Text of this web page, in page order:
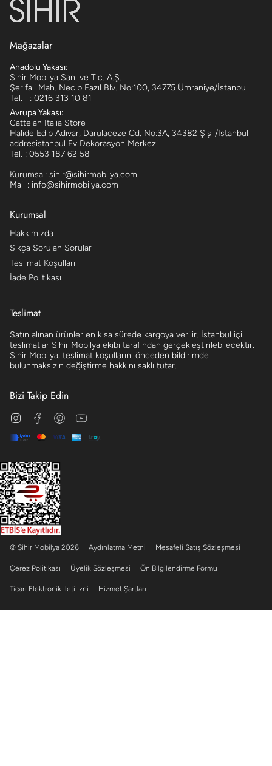
Mağazalar
Anadolu Yakası:
Sihir Mobilya San. ve Tic. A.Ş.
Şerifali Mah. Necip Fazıl Blv. No:100, 34775 Ümraniye/İstanbul
Tel. : 0216 313 10 81
Avrupa Yakası:
Cattelan Italia Store
Halide Edip Adıvar, Darülaceze Cd. No:3A, 34382 Şişli/İstanbul
addresistanbul Ev Dekorasyon Merkezi
Tel. : 0553 187 62 58
Kurumsal: sihir@sihirmobilya.com
Mail : info@sihirmobilya.com
Kurumsal
Hakkımızda
Sıkça Sorulan Sorular
Teslimat Koşulları
İade Politikası
Teslimat
Satın alınan ürünler en kısa sürede kargoya verilir. İstanbul içi
teslimatlar Sihir Mobilya ekibi tarafından gerçekleştirilebilecektir.
Sihir Mobilya, teslimat koşullarını önceden bildirimde
bulunmaksızın değiştirme hakkını saklı tutar.
Bizi Takip Edin
InstagramFacebookPinterest
© Sihir Mobilya 2026 Aydınlatma Metni Mesafeli Satış Sözleşmesi
Çerez Politikası Üyelik Sözleşmesi Ön Bilgilendirme Formu
Ticari Elektronik İleti İzni Hizmet Şartları